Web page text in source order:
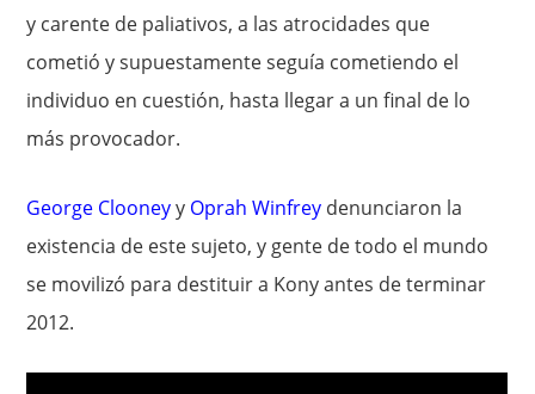
y carente de paliativos, a las atrocidades que
cometió y supuestamente seguía cometiendo el
individuo en cuestión, hasta llegar a un final de lo
más provocador.
George Clooneyy Oprah Winfrey denunciaron la
existencia de este sujeto, y gente de todo el mundo
se movilizó para destituir a Kony antes de terminar
2012.